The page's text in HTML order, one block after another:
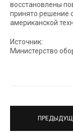
восстановлены
принято решение
американской
Источник:
Министерство